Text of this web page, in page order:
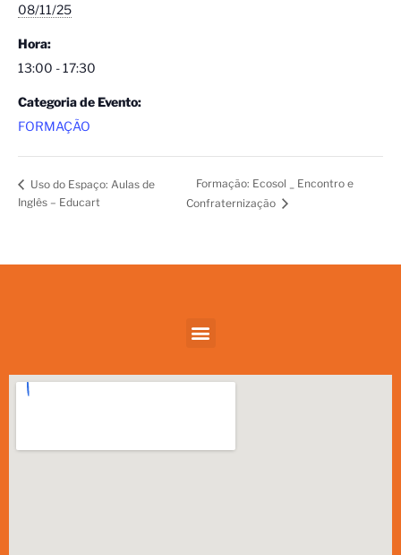
08/11/25
Hora:
13:00 - 17:30
Categoria de Evento:
FORMAÇÃO
Uso do Espaço: Aulas de
Inglês – Educart
Formação: Ecosol _ Encontro e
Confraternização